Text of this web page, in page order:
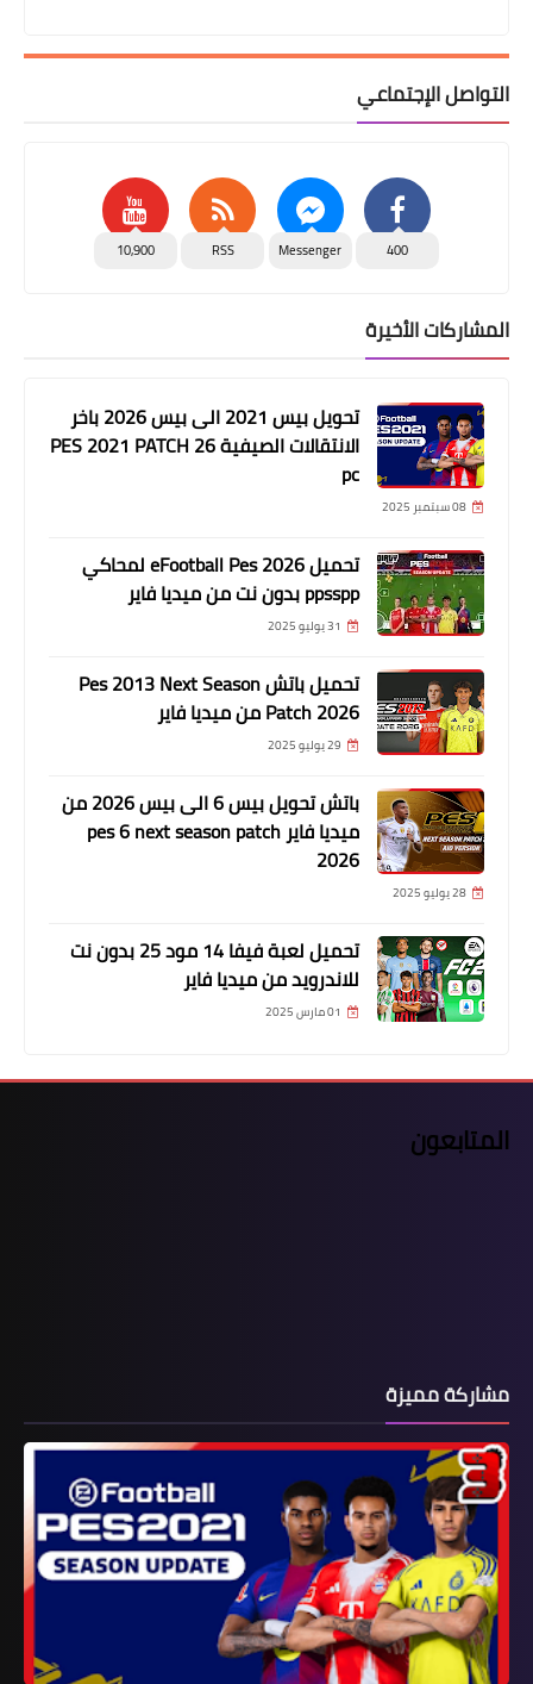
التواصل الإجتماعي
400
Messenger
RSS
10,900
المشاركات الأخيرة
تحويل بيس 2021 الى بيس 2026 باخر
الانتقالات الصيفية PES 2021 PATCH 26
pc
08 سبتمبر 2025
تحميل eFootball Pes 2026 لمحاكي
ppsspp بدون نت من ميديا فاير
31 يوليو 2025
تحميل باتش Pes 2013 Next Season
Patch 2026 من ميديا فاير
29 يوليو 2025
باتش تحويل بيس 6 الى بيس 2026 من
ميديا فاير pes 6 next season patch
2026
28 يوليو 2025
تحميل لعبة فيفا 14 مود 25 بدون نت
للاندرويد من ميديا فاير
01 مارس 2025
المتابعون
مشاركة مميزة